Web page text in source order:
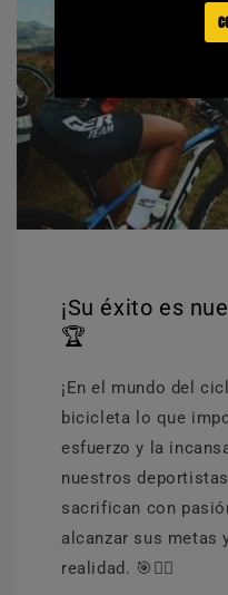
¡Su éxito es
🏆
¡En el mundo del
bicicleta lo que
esfuerzo y la
nuestros
sacrifican con
alcanzar sus metas
realidad. 🎯🚴‍♂️